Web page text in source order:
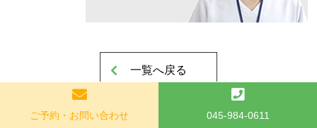
一覧へ戻る
ご予約・お問い合わせ 045-984-0611